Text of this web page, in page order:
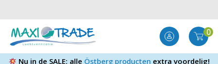
0
Nu in de SALE: alle Östberg producten extra voordelig!